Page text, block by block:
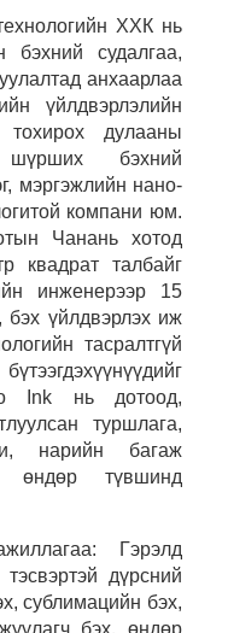
ХХК нь
бэхний судалгаа,
анхаарлаа
үйлдвэрлэлийн
тохирох дулааны
шүрших бэхний
мэргэжлийн нано-
компани юм.
Чанань хотод
квадрат талбайг
инженерээр 15
үйлдвэрлэх иж
тасралтгүй
Ink нь дотоод,
туршлага,
нарийн багаж
өндөр түвшинд
Гэрэлд
дүрсний
сублимацийн бэх,
бэх, өндөр